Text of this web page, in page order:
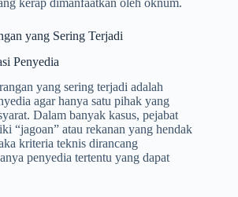
yang Sering Terjadi
Penyedia
yang sering terjadi adalah
agar hanya satu pihak yang
Dalam banyak kasus, pejabat
“jagoan” atau rekanan yang hendak
kriteria teknis dirancang
penyedia tertentu yang dapat